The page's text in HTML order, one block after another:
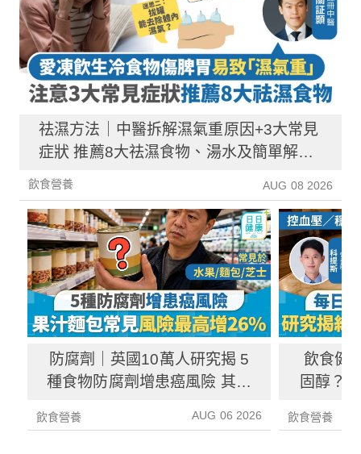
祛濕方法｜中醫拆解濕氣重原因+3大常見
症狀 推薦8大祛濕食物、湯水及簡單解決
方法！
飲食營養 AUG 08 2026
防腐劑｜英國10萬人研究揭 5
種食物防腐劑增患癌風險 其中
飲食營養 AUG 06 2026
飲食健
固醇？
飲食營養